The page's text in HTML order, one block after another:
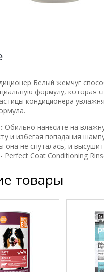
Белый жемчуг
формулу, которая
кондиционера
Обильно нанесите на
и избегая попадания
она не спуталась, и
Рerfect Сoat Conditioning
товары